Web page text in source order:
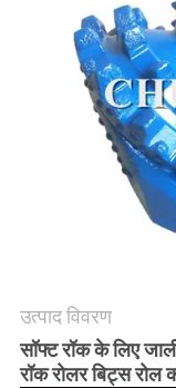
समाचार
उत्पाद विवरण
सॉफ्ट रॉक के लिए
रॉक रोलर बिट्स रोल